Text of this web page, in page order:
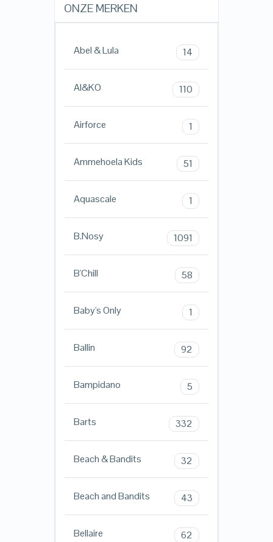
ONZE MERKEN
Abel & Lula 14
AI&KO 110
Airforce 1
Ammehoela Kids 51
Aquascale 1
B.Nosy 1091
B'Chill 58
Baby's Only 1
Ballin 92
Bampidano 5
Barts 332
Beach & Bandits 32
Beach and Bandits 43
Bellaire 62